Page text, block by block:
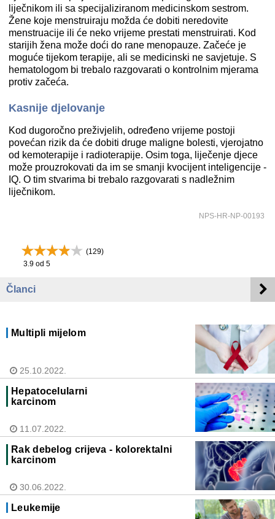
liječnikom ili sa specijaliziranom medicinskom sestrom.
Žene koje menstruiraju možda će dobiti neredovite
menstruacije ili će neko vrijeme prestati menstruirati. Kod
starijih žena može doći do rane menopauze. Začeće je
moguće tijekom terapije, ali se medicinski ne savjetuje. S
hematologom bi trebalo razgovarati o kontrolnim mjerama
protiv začeća.
Kasnije djelovanje
Kod dugoročno preživjelih, određeno vrijeme postoji
povećan rizik da će dobiti druge maligne bolesti, vjerojatno
od kemoterapije i radioterapije. Osim toga, liječenje djece
može prouzrokovati da im se smanji kvocijent inteligencije -
IQ. O tim stvarima bi trebalo razgovarati s nadležnim
liječnikom.
NPS-HR-NP-00193
(129)
3.9 od 5
Članci
Multipli mijelom
25.10.2022.
Hepatocelularni
karcinom
11.07.2022.
Rak debelog crijeva - kolorektalni
karcinom
30.06.2022.
Leukemije